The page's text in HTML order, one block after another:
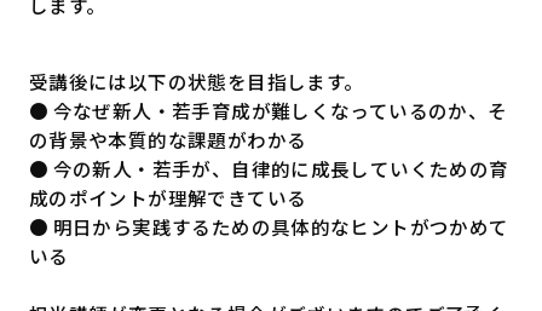
受講後には以下の状態を目指します。
● 今なぜ新人・若手育成が難しくなっているのか、そ
の背景や本質的な課題がわかる
● 今の新人・若手が、自律的に成長していくための育
成のポイントが理解できている
● 明日から実践するための具体的なヒントがつかめて
いる